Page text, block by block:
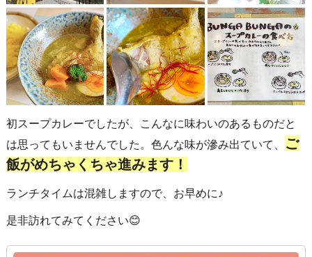
初スープカレーでしたが、こんなに味わいのあるものだと
は思ってもいませんでした。色んな味が滲み出ていて、
ご
飯がめちゃくちゃ進みます！
ランチタイムは混雑しますので、お早めに♪
是非訪れてみてください😊